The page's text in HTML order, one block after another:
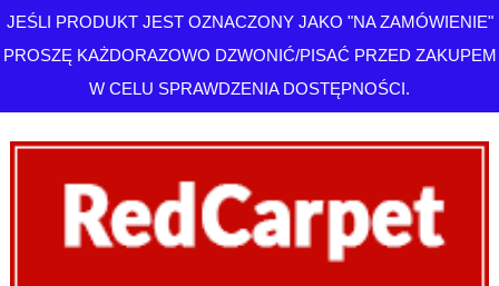
JEŚLI PRODUKT JEST OZNACZONY JAKO "NA ZAMÓWIENIE"
PROSZĘ KAŻDORAZOWO DZWONIĆ/PISAĆ PRZED ZAKUPEM
W CELU SPRAWDZENIA DOSTĘPNOŚCI.